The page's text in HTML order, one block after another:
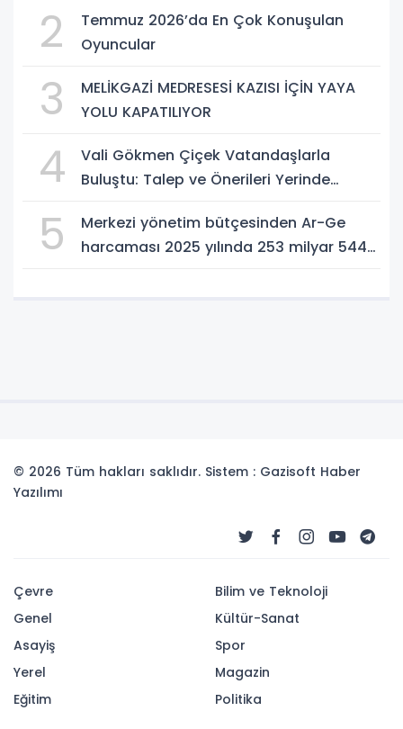
Atın!
2
Temmuz 2026’da En Çok Konuşulan
Oyuncular
3
MELİKGAZİ MEDRESESİ KAZISI İÇİN YAYA
YOLU KAPATILIYOR
4
Vali Gökmen Çiçek Vatandaşlarla
Buluştu: Talep ve Önerileri Yerinde
5
Merkezi yönetim bütçesinden Ar-Ge
harcaması 2025 yılında 253 milyar 544
© 2026 Tüm hakları saklıdır. Sistem : Gazisoft Haber
Yazılımı
Çevre
Genel
Asayiş
Yerel
Eğitim
Bilim ve Teknoloji
Kültür-Sanat
Spor
Magazin
Politika